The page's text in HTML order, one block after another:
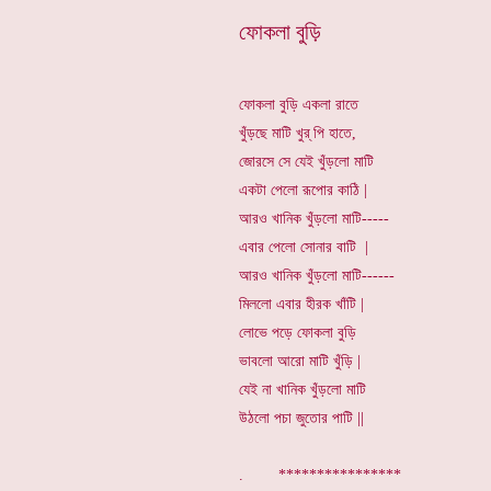
ফোকলা বুড়ি
ফোকলা বুড়ি একলা রাতে
খুঁড়ছে মাটি খুর্ পি হাতে,
জোরসে সে যেই খুঁড়লো মাটি
একটা পেলো রূপোর কাঠি |
আরও খানিক খুঁড়লো মাটি-----
এবার পেলো সোনার বাটি |
আরও খানিক খুঁড়লো মাটি------
মিললো এবার হীরক খাঁটি |
লোভে পড়ে ফোকলা বুড়ি
ভাবলো আরো মাটি খুঁড়ি |
যেই না খানিক খুঁড়লো মাটি
উঠলো পচা জুতোর পাটি ||
.